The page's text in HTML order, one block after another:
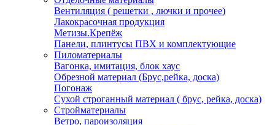
Вентиляция ( решетки , лючки и прочее)
Лакокрасочная продукция
Метизы.Крепёж
Панели, плинтусы ПВХ и комплектующие
Пиломатериалы
Вагонка, имитация, блок хаус
Обрезной материал (Брус,рейка, доска)
Погонаж
Сухой строганный материал ( брус, рейка, доска)
Стройматериалы
Ветро, пароизоляция